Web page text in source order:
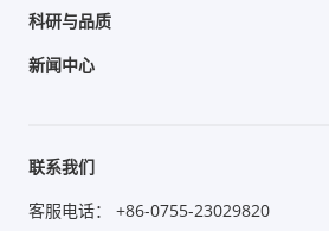
科研与品质
新闻中心
联系我们
客服电话： +86-0755-23029820